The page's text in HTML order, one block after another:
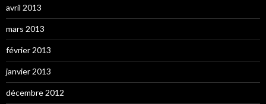
avril 2013
mars 2013
février 2013
janvier 2013
décembre 2012